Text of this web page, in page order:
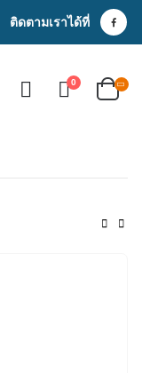
ติดตามเราได้ที่
0